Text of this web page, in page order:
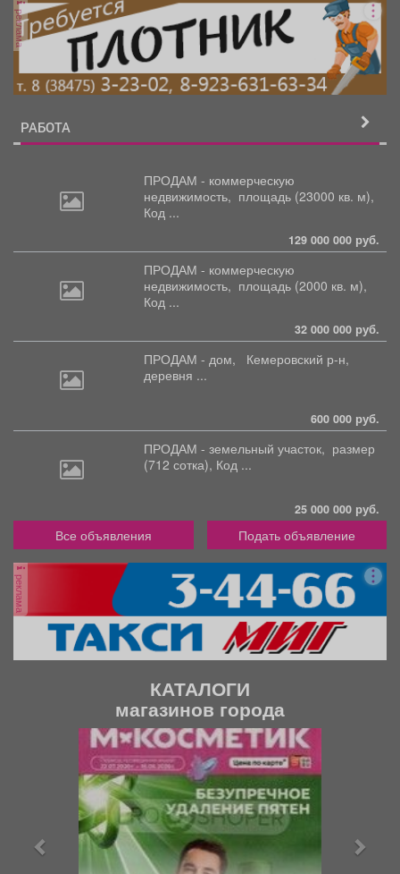
реклама
РАБОТА
ПРОДАМ - коммерческую
недвижимость, площадь (23000 кв. м),
Код ...
129 000 000 руб.
ПРОДАМ - коммерческую
недвижимость, площадь (2000 кв. м),
Код ...
32 000 000 руб.
ПРОДАМ - дом,
Кемеровский р-н,
деревня ...
600 000 руб.
ПРОДАМ - земельный участок, размер
(712 сотка), Код ...
25 000 000 руб.
Все объявления Подать объявление
реклама
КАТАЛОГИ
магазинов города